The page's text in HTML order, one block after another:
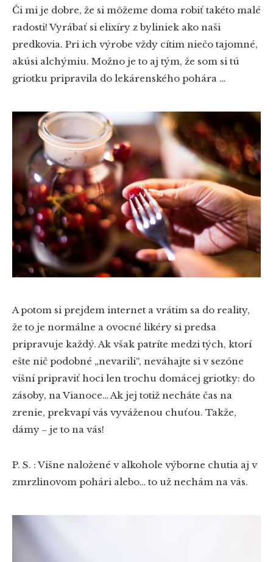
Či mi je dobre, že si môžeme doma robiť takéto malé
radosti! Vyrábať si elixíry z byliniek ako naši
predkovia. Pri ich výrobe vždy cítim niečo tajomné,
akúsi alchýmiu. Možno je to aj tým, že som si tú
griotku pripravila do lekárenského pohára …
A potom si prejdem internet a vrátim sa do reality,
že to je normálne a ovocné likéry si predsa
pripravuje každý. Ak však patríte medzi tých, ktorí
ešte nič podobné „nevarili“, neváhajte si v sezóne
višní pripraviť hoci len trochu domácej griotky: do
zásoby, na Vianoce… Ak jej totiž necháte čas na
zrenie, prekvapí vás vyváženou chuťou. Takže,
dámy ‒ je to na vás!
P. S. : Višne naložené v alkohole výborne chutia aj v
zmrzlinovom pohári alebo… to už nechám na vás.